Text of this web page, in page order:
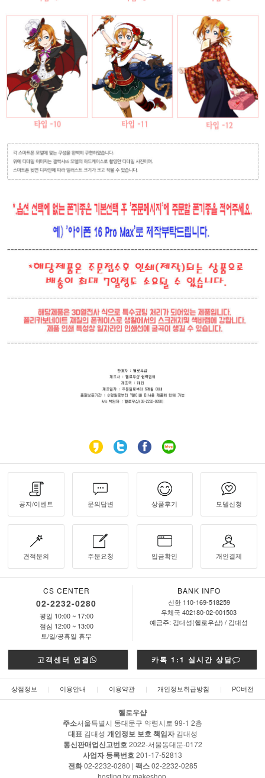
공지/이벤트 문의답변 상품후기 모델신청
견적문의 주문요청 입금확인 개인결제
CS CENTER
02-2232-0280
평일 10:00 ~ 17:00
점심 12:00 ~ 13:00
토/일/공휴일 휴무
BANK INFO
신한 110-169-518259
우체국 402180-02-001503
예금주: 김대성(헬로우샵) / 김대성
고객센터 연결 카톡 1:1 실시간 상담
상점정보 | 이용안내 | 이용약관 | 개인정보취급방침 | PC버전
헬로우샵
주소서울특별시 동대문구 약령시로 99-1 2층
대표 김대성 개인정보 보호 책임자김대성
통신판매업신고번호 2022-서울동대문-0172
사업자 등록번호201-17-52813
전화02-2232-0280 | 팩스02-2232-0285
hosting by makeshop.